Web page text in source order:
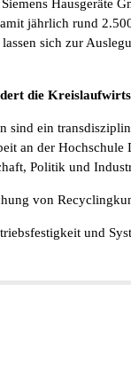
Hausgeräte
jährlich rund
sich zur
die
sind ein
an der
Politik und
von
und